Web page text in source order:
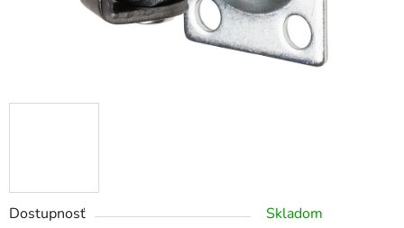
Dostupnosť
Skladom